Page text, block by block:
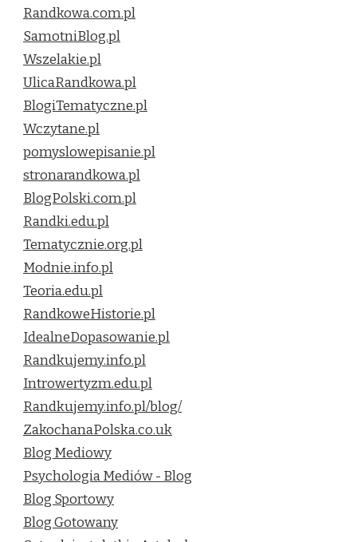
Randkowa.com.pl
SamotniBlog.pl
Wszelakie.pl
UlicaRandkowa.pl
BlogiTematyczne.pl
Wczytane.pl
pomyslowepisanie.pl
stronarandkowa.pl
BlogPolski.com.pl
Randki.edu.pl
Tematycznie.org.pl
Modnie.info.pl
Teoria.edu.pl
RandkoweHistorie.pl
IdealneDopasowanie.pl
Randkujemy.info.pl
Introwertyzm.edu.pl
Randkujemy.info.pl/blog/
ZakochanaPolska.co.uk
Blog Mediowy
Psychologia Mediów - Blog
Blog Sportowy
Blog Gotowany